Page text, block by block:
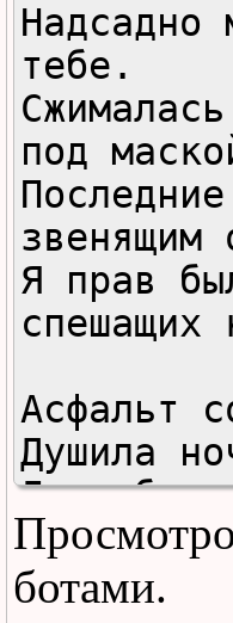
Надсадно
тебе.
под
Я прав
Асфальт
Душила
Лицо
не
"Бля".
ботами.